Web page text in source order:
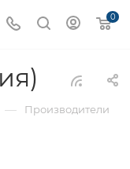
0
— Производители